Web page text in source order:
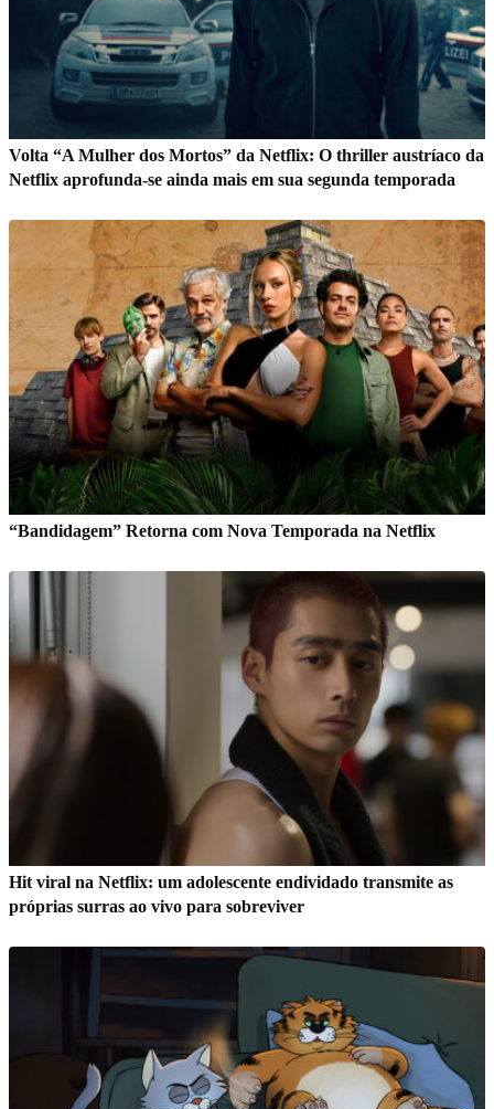
Volta “A Mulher dos Mortos” da Netflix: O thriller austríaco da
Netflix aprofunda-se ainda mais em sua segunda temporada
“Bandidagem” Retorna com Nova Temporada na Netflix
Hit viral na Netflix: um adolescente endividado transmite as
próprias surras ao vivo para sobreviver